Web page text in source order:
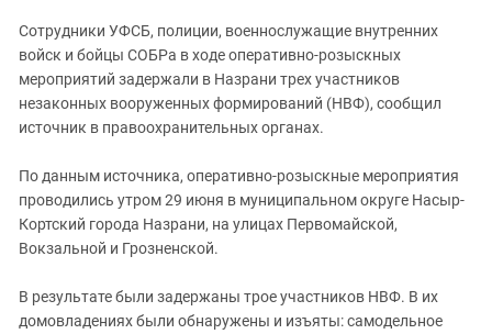
КАВКАЗ ЗА ПАЛЕСТИНУ
ИНАКОМЫСЛИЕ В ЧЕЧНЕ
ПРЕСЛЕДОВАНИЕ АКТИВИСТОВ
МОБИЛИЗАЦИЯ И ПРОТЕСТЫ
Ингушетия
Кабардино-Балкария
Калмыкия
Краснодарский край
Нагорный Карабах
Российская Федерация
Ростовская область
Северная Осетия - Алания
Сотрудники УФСБ, полиции, военнослужащие внутренних
войск и бойцы СОБРа в ходе оперативно-розыскных
мероприятий задержали в Назрани трех участников
незаконных вооруженных формирований (НВФ), сообщил
источник в правоохранительных органах.
По данным источника, оперативно-розыскные мероприятия
проводились утром 29 июня в муниципальном округе Насыр-
Кортский города Назрани, на улицах Первомайской,
Вокзальной и Грозненской.
В результате были задержаны трое участников НВФ. В их
домовладениях были обнаружены и изъяты: самодельное